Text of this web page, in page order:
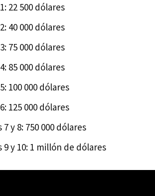
22 500 dólares
40 000 dólares
75 000 dólares
85 000 dólares
100 000 dólares
125 000 dólares
y 8: 750 000 dólares
9 y 10: 1 millón de dólares